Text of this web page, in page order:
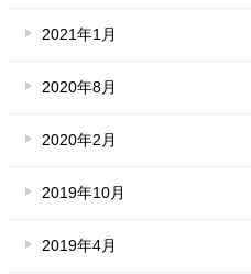
2021年1月
2020年8月
2020年2月
2019年10月
2019年4月